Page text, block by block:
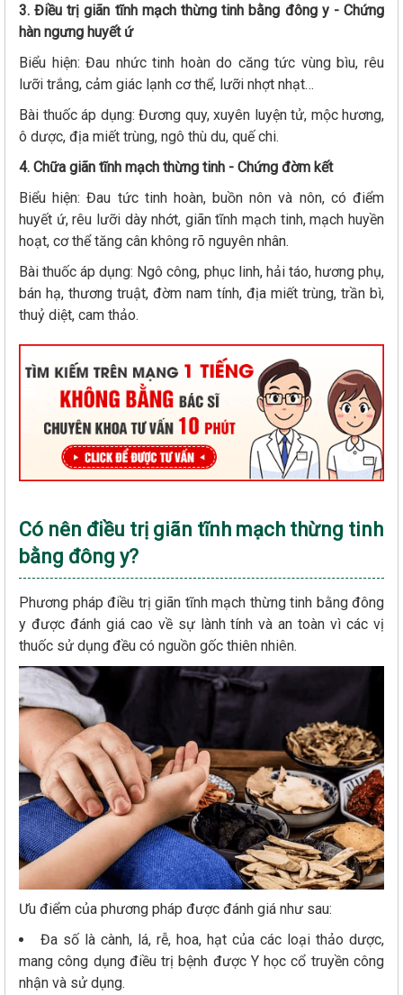
3. Điều trị giãn tĩnh mạch thừng tinh bằng đông y - Chứng
hàn ngưng huyết ứ
Biểu hiện: Đau nhức tinh hoàn do căng tức vùng bìu, rêu
lưỡi trắng, cảm giác lạnh cơ thể, lưỡi nhợt nhạt…
Bài thuốc áp dụng: Đương quy, xuyên luyện tử, mộc hương,
ô dược, địa miết trùng, ngô thù du, quế chi.
4. Chữa giãn tĩnh mạch thừng tinh - Chứng đờm kết
Biểu hiện: Đau tức tinh hoàn, buồn nôn và nôn, có điểm
huyết ứ, rêu lưỡi dày nhớt, giãn tĩnh mạch tinh, mạch huyền
hoạt, cơ thể tăng cân không rõ nguyên nhân.
Bài thuốc áp dụng: Ngô công, phục linh, hải táo, hương phụ,
bán hạ, thương truật, đờm nam tính, địa miết trùng, trần bì,
thuỷ diệt, cam thảo.
Có nên điều trị giãn tĩnh mạch thừng tinh
bằng đông y?
Phương pháp điều trị giãn tĩnh mạch thừng tinh bằng đông
y được đánh giá cao về sự lành tính và an toàn vì các vị
thuốc sử dụng đều có nguồn gốc thiên nhiên.
Ưu điểm của phương pháp được đánh giá như sau:
Đa số là cành, lá, rễ, hoa, hạt của các loại thảo dược,
mang công dụng điều trị bệnh được Y học cổ truyền công
nhận và sử dụng.